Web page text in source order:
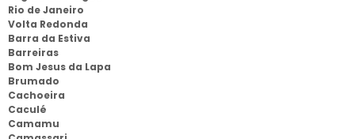
Rio de Janeiro
Volta Redonda
Barra da Estiva
Barreiras
Bom Jesus da Lapa
Brumado
Cachoeira
Caculé
Camamu